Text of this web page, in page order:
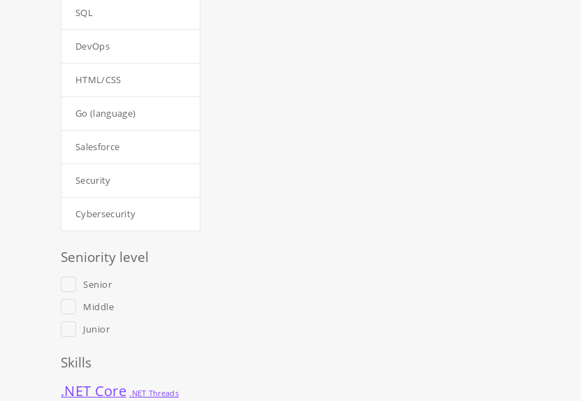
SQL
DevOps
HTML/CSS
Go (language)
Salesforce
Security
Cybersecurity
Seniority level
Senior
Middle
Junior
Skills
.NET Core .NET Threads